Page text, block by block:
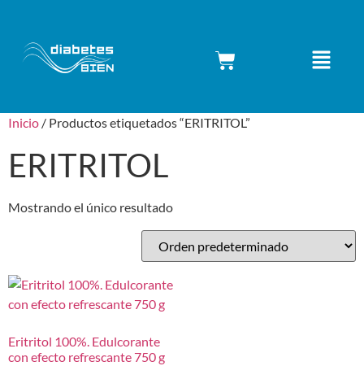
Inicio / Productos etiquetados “ERITRITOL”
ERITRITOL
Mostrando el único resultado
Eritritol 100%. Edulcorante
con efecto refrescante 750 g